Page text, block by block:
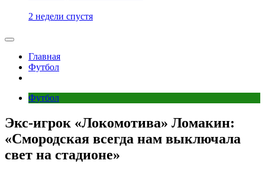
2 недели спустя
Главная
Футбол
Футбол
Экс‑игрок «Локомотива» Ломакин:
«Смородская всегда нам выключала
свет на стадионе»